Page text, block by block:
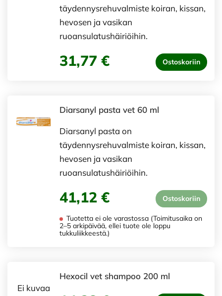
täydennysrehuvalmiste koiran, kissan,
hevosen ja vasikan
ruoansulatushäiriöihin.
31,77 € Ostoskoriin
Diarsanyl pasta vet 60 ml
Diarsanyl pasta on
täydennysrehuvalmiste koiran, kissan,
hevosen ja vasikan
ruoansulatushäiriöihin.
41,12 € Ostoskoriin
Tuotetta ei ole varastossa (Toimitusaika on
2–5 arkipäivää, ellei tuote ole loppu
tukkuliikkeestä.)
Ei kuvaa
Hexocil vet shampoo 200 ml